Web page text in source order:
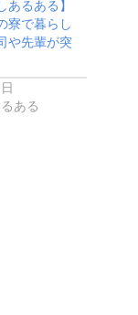
あるある】
寮で暮らし
や先輩が突
ある